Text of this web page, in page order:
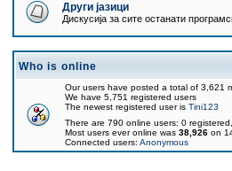
Други јазици
Дискусија за сите останати
Who is online
Our users have posted a total of 3,621
We have 5,751 registered users
The newest registered user is Tini123
There are 790 online users: 0
Most users ever online was 38,926 on
Connected users: Anonymous